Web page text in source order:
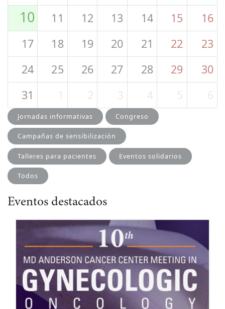
10 11 12 13 14 15
16
17
18 19 20 21 22
23
24
25 26 27 28 29
30
31
5 6
Jornadas informativas Congreso
Campañas de sensibilización
Talleres para pacientes Eventos solidarios
Todos
Eventos destacados